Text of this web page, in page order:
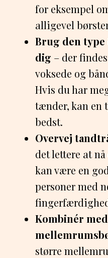
for eksempel
alligevel
Brug den
dig – der
voksede og
Hvis du har
tænder, kan en
bedst.
Overvej
det lettere at
kan være en
personer med
Kombinér med
større